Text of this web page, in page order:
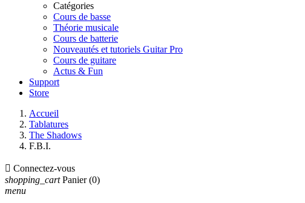
Catégories
Cours de basse
Théorie musicale
Cours de batterie
Nouveautés et tutoriels Guitar Pro
Cours de guitare
Actus & Fun
Support
Store
Accueil
Tablatures
The Shadows
F.B.I.
 Connectez-vous
shopping_cart Panier (0)
menu